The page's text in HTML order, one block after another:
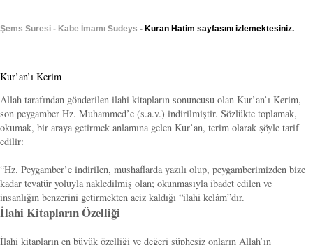
Şems Suresi - Kabe İmamı Sudeys - Kuran Hatim sayfasını izlemektesiniz.
Kur’an’ı Kerim
Allah tarafından gönderilen ilahi kitapların sonuncusu olan Kur’an’ı Kerim,
son peygamber Hz. Muhammed’e (s.a.v.) indirilmiştir. Sözlükte toplamak,
okumak, bir araya getirmek anlamına gelen Kur’an, terim olarak şöyle tarif
edilir:
“Hz. Peygamber’e indirilen, mushaflarda yazılı olup, peygamberimizden bize
kadar tevatür yoluyla nakledilmiş olan; okunmasıyla ibadet edilen ve
insanlığın benzerini getirmekten aciz kaldığı “ilahi kelâm”dır.
İlahi Kitapların Özelliği
İlahi kitapların en büyük özelliği ve değeri şüphesiz onların Allah’ın